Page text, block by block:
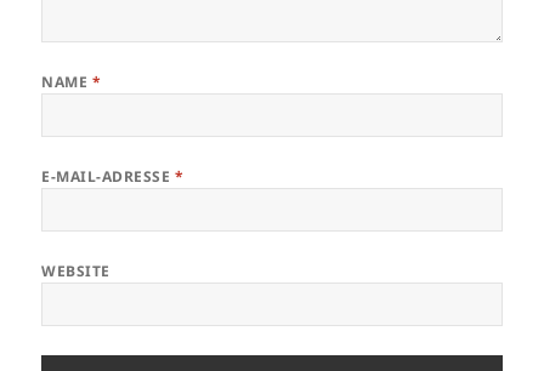
NAME *
E-MAIL-ADRESSE *
WEBSITE